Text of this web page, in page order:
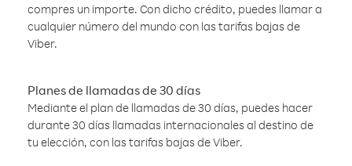
compres un importe. Con dicho crédito, puedes llamar a
cualquier número del mundo con las tarifas bajas de
Viber.
Planes de llamadas de 30 días
Mediante el plan de llamadas de 30 días, puedes hacer
durante 30 días llamadas internacionales al destino de
tu elección, con las tarifas bajas de Viber.